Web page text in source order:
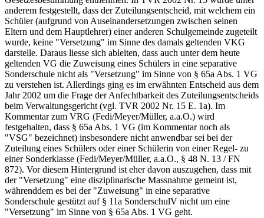
anderem festgestellt, dass der Zuteilungsentscheid, mit welchem ein
Schüler (aufgrund von Auseinandersetzungen zwischen seinen
Eltern und dem Hauptlehrer) einer anderen Schulgemeinde zugeteilt
wurde, keine "Versetzung" im Sinne des damals geltenden VKG
darstelle. Daraus liesse sich ableiten, dass auch unter dem heute
geltenden VG die Zuweisung eines Schülers in eine separative
Sonderschule nicht als "Versetzung" im Sinne von § 65a Abs. 1 VG
zu verstehen ist. Allerdings ging es im erwähnten Entscheid aus dem
Jahr 2002 um die Frage der Anfechtbarkeit des Zuteilungsentscheids
beim Verwaltungsgericht (vgl. TVR 2002 Nr. 15 E. 1a). Im
Kommentar zum VRG (Fedi/Meyer/Müller, a.a.O.) wird
festgehalten, dass § 65a Abs. 1 VG (im Kommentar noch als
"VSG" bezeichnet) insbesondere nicht anwendbar sei bei der
Zuteilung eines Schülers oder einer Schülerin von einer Regel- zu
einer Sonderklasse (Fedi/Meyer/Müller, a.a.O., § 48 N. 13 / FN
872). Vor diesem Hintergrund ist eher davon auszugehen, dass mit
der "Versetzung" eine disziplinarische Massnahme gemeint ist,
währenddem es bei der "Zuweisung" in eine separative
Sonderschule gestützt auf § 11a SonderschulV nicht um eine
"Versetzung" im Sinne von § 65a Abs. 1 VG geht.